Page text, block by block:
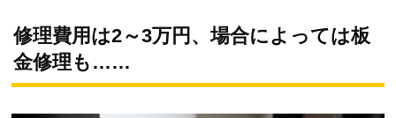
修理費用は2～3万円、場合によっては板
金修理も……